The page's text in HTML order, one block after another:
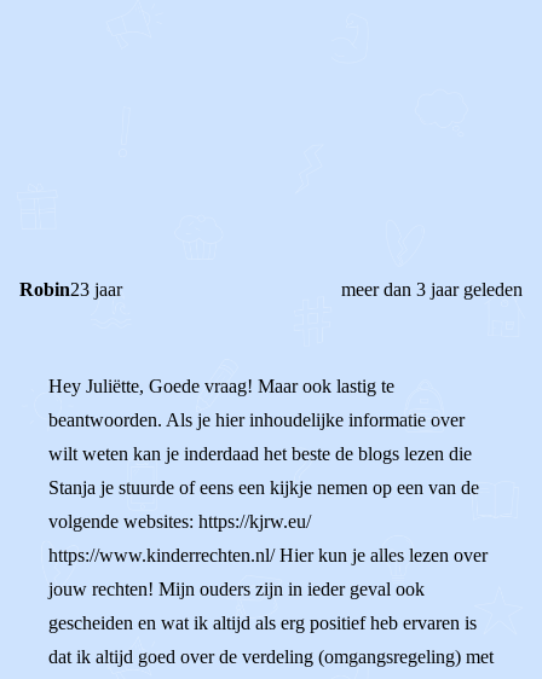
Robin23 jaar meer dan 3 jaar geleden
Hey Juliëtte, Goede vraag! Maar ook lastig te
beantwoorden. Als je hier inhoudelijke informatie over
wilt weten kan je inderdaad het beste de blogs lezen die
Stanja je stuurde of eens een kijkje nemen op een van de
volgende websites: https://kjrw.eu/
https://www.kinderrechten.nl/ Hier kun je alles lezen over
jouw rechten! Mijn ouders zijn in ieder geval ook
gescheiden en wat ik altijd als erg positief heb ervaren is
dat ik altijd goed over de verdeling (omgangsregeling) met